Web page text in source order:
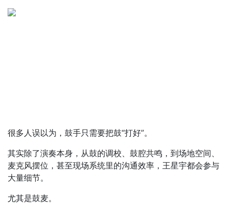
很多人误以为，鼓手只需要把鼓“打好”。
其实除了演奏本身，从鼓的调校、鼓腔共鸣，到场地空间、
麦克风摆位，甚至现场系统里的沟通效率，王星宇都会参与
大量细节。
尤其是鼓麦。